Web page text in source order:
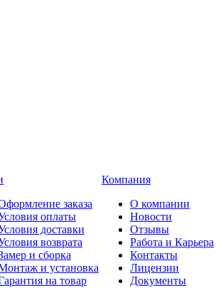
заказа
оплаты
доставки
возврата
и сборка
и установка
на товар
Компания
О компании
Новости
Отзывы
Работа и Карьера
Контакты
Лицензии
Документы